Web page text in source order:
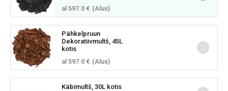
al 597.0 € (Alus)
Pähkelpruun
Dekoratiivmultš, 45L
kotis
al 597.0 € (Alus)
Käbimultš, 30L kotis